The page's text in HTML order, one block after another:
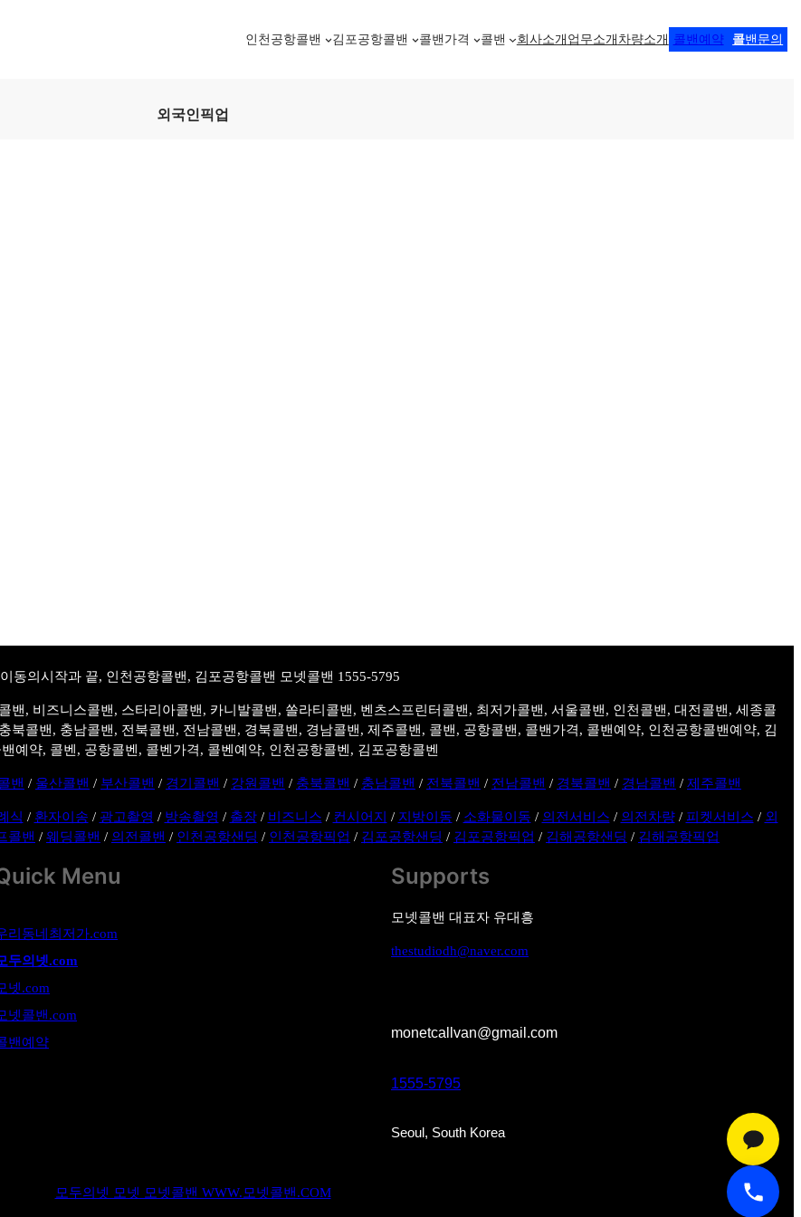
인천공항콜밴 김포공항콜밴 콜밴가격 콜밴 회사소개 업무소개 차량소개 콜밴예약 콜밴문의
외국인픽업
, 비즈니스콜밴, 스타리아콜밴, 카니발콜밴, 쏠라티콜밴, 벤츠스프린터콜밴, 최저가콜밴, 서울콜밴, 인천콜밴, 대전콜밴, 세종콜
콜밴, 충남콜밴, 전북콜밴, 전남콜밴, 경북콜밴, 경남콜밴, 제주콜밴, 콜밴, 공항콜밴, 콜밴가격, 콜밴예약, 인천공항콜밴예약, 김
예약, 콜벤, 공항콜벤, 콜벤가격, 콜벤예약, 인천공항콜벤, 김포공항콜벤
밴 / 울산콜밴 / 부산콜밴 / 경기콜밴 / 강원콜밴 / 충북콜밴 / 충남콜밴 / 전북콜밴 / 전남콜밴 / 경북콜밴 / 경남콜밴 / 제주콜밴
식 / 환자이송 / 광고촬영 / 방송촬영 / 출장/ 비즈니스 / 컨시어지 / 지방이동 / 소화물이동 / 의전서비스 / 의전차량/ 피켓서비스 / 외
콜밴 / 웨딩콜밴 / 의전콜밴 / 인천공항샌딩 / 인천공항픽업 / 김포공항샌딩 / 김포공항픽업 / 김해공항샌딩 / 김해공항픽업
Menu
리동네최저가.com
두의넷.com
넷.com
넷콜밴.com
밴예약
Supports
모넷콜밴 대표자 유대흥
thestudiodh@naver.com
monetcallvan@gmail.com
1555-5795
Seoul, South Korea
모두의넷 모넷 모넷콜밴 WWW.모넷콜밴.COM